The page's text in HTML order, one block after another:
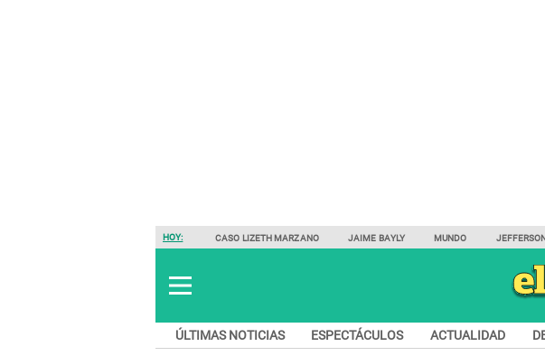
HOY: CASO LIZETH MARZANO JAIME BAYLY MUNDO
ÚLTIMAS NOTICIAS ESPECTÁCULOS ACTUALIDAD